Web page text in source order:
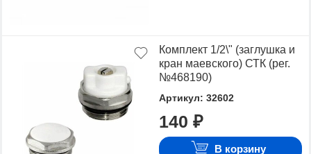
Комплект 1/2\" (заглушка и
кран маевского) СТК (рег.
№468190)
Артикул: 32602
140 ₽
В корзину